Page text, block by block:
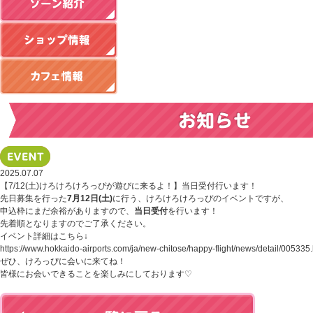
2025.07.07
【7/12(土)けろけろけろっぴが遊びに来るよ！】当日受付行います！
先日募集を行った7月 12 日 (土)に行う、けろけろけろっぴのイベントですが、
申込枠にまだ余裕がありますので、 当日受付を行います！
先着順となりますのでご了承ください。
イベント詳細はこちら↓
https://www.hokkaido-airports.com/ja/new-chitose/happy-flight/news/detail/
ぜひ、けろっぴに会いに来てね！
皆様にお会いできることを楽しみにしております♡